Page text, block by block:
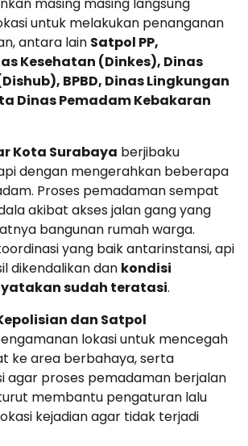
untuk melakukan penanganan
antara lain Satpol PP,
Kesehatan (Dinkes), Dinas
BPBD, Dinas Lingkungan
Dinas Pemadam Kebakaran
Kota Surabaya berjibaku
dengan mengerahkan beberapa
Proses pemadaman sempat
akibat akses jalan gang yang
bangunan rumah warga.
yang baik antarinstansi, api
dikendalikan dan kondisi
sudah teratasi.
dan Satpol
lokasi untuk mencegah
ke area berbahaya, serta
agar proses pemadaman berjalan
membantu pengaturan lalu
kejadian agar tidak terjadi